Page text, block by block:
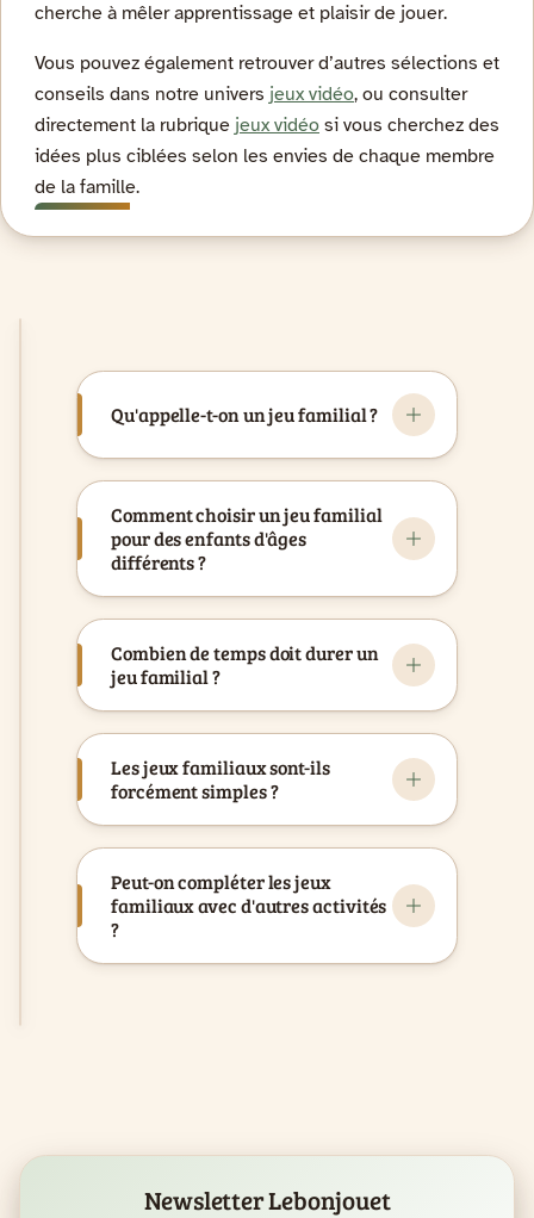
cherche à mêler apprentissage et plaisir de jouer.
Vous pouvez également retrouver d’autres sélections et
conseils dans notre univers jeux vidéo, ou consulter
directement la rubrique jeux vidéo si vous cherchez des
idées plus ciblées selon les envies de chaque membre
de la famille.
Qu'appelle-t-on un jeu familial ?
Comment choisir un jeu familial
pour des enfants d'âges
différents ?
Combien de temps doit durer un
jeu familial ?
Les jeux familiaux sont-ils
forcément simples ?
Peut-on compléter les jeux
familiaux avec d'autres activités
?
Newsletter Lebonjouet